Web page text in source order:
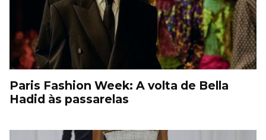
Paris Fashion Week: A volta de Bella
Hadid às passarelas